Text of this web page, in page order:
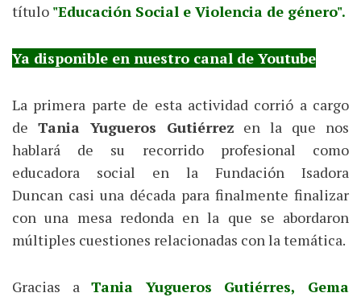
título "Educación Social e Violencia de género".
Ya disponible en nuestro canal de Youtube
La primera parte de esta actividad corrió a cargo
de Tania Yugueros Gutiérrez en la que nos
hablará de su recorrido profesional como
educadora social en la Fundación Isadora
Duncan casi una década para finalmente finalizar
con una mesa redonda en la que se abordaron
múltiples cuestiones relacionadas con la temática.
Gracias aTania Yugueros Gutiérres, Gema